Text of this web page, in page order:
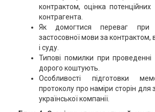
контрактом, оцінка потенційних
контрагента.
Як домогтися переваг при
застосовної мови за контрактом,
і суду.
Типові помилки при проведенні
дорого коштують.
Особливості підготовки
протоколу про наміри сторін для
української компанії.